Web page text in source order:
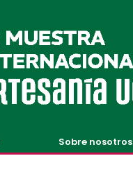
Sobre nosotros